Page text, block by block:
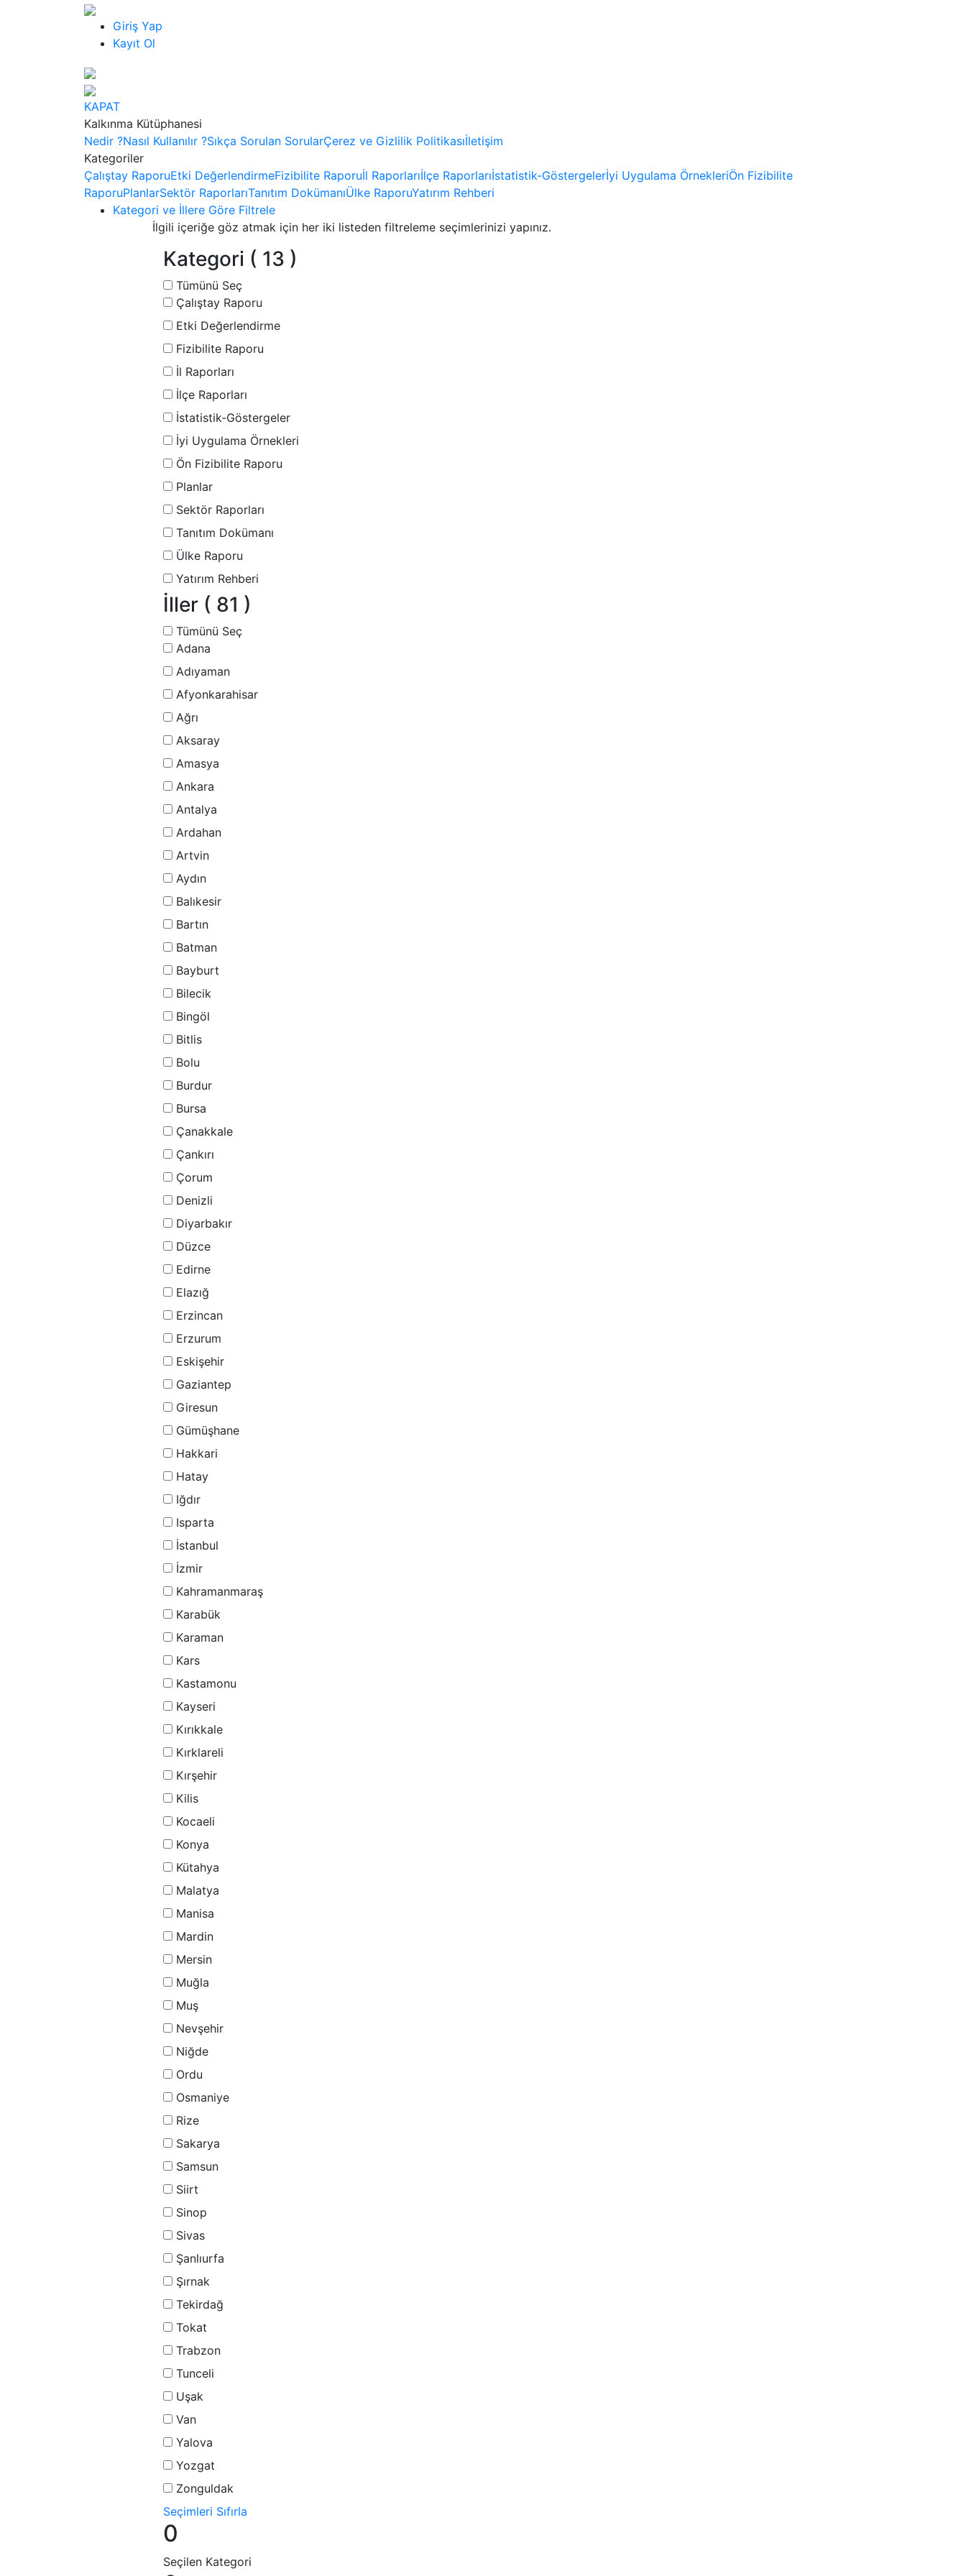
Giriş Yap
Kayıt Ol
KAPAT
Kalkınma Kütüphanesi
Nedir ?Nasıl Kullanılır ?Sıkça Sorulan SorularÇerez ve Gizlilik Politikasıİletişim
Kategoriler
Çalıştay RaporuEtki DeğerlendirmeFizibilite Raporuİl Raporlarıİlçe Raporlarıİstatistik-Göstergelerİyi Uygulama ÖrnekleriÖn Fizibilite
RaporuPlanlarSektör RaporlarıTanıtım DokümanıÜlke RaporuYatırım Rehberi
Kategori ve İllere Göre Filtrele
İlgili içeriğe göz atmak için her iki listeden filtreleme seçimlerinizi yapınız.
Kategori ( 13 )
Tümünü Seç
Çalıştay Raporu
Etki Değerlendirme
Fizibilite Raporu
İl Raporları
İlçe Raporları
İstatistik-Göstergeler
İyi Uygulama Örnekleri
Ön Fizibilite Raporu
Planlar
Sektör Raporları
Tanıtım Dokümanı
Ülke Raporu
Yatırım Rehberi
İller ( 81 )
Tümünü Seç
Adana
Adıyaman
Afyonkarahisar
Ağrı
Aksaray
Amasya
Ankara
Antalya
Ardahan
Artvin
Aydın
Balıkesir
Bartın
Batman
Bayburt
Bilecik
Bingöl
Bitlis
Bolu
Burdur
Bursa
Çanakkale
Çankırı
Çorum
Denizli
Diyarbakır
Düzce
Edirne
Elazığ
Erzincan
Erzurum
Eskişehir
Gaziantep
Giresun
Gümüşhane
Hakkari
Hatay
Iğdır
Isparta
İstanbul
İzmir
Kahramanmaraş
Karabük
Karaman
Kars
Kastamonu
Kayseri
Kırıkkale
Kırklareli
Kırşehir
Kilis
Kocaeli
Konya
Kütahya
Malatya
Manisa
Mardin
Mersin
Muğla
Muş
Nevşehir
Niğde
Ordu
Osmaniye
Rize
Sakarya
Samsun
Siirt
Sinop
Sivas
Şanlıurfa
Şırnak
Tekirdağ
Tokat
Trabzon
Tunceli
Uşak
Van
Yalova
Yozgat
Zonguldak
Seçimleri Sıfırla
0
Seçilen Kategori